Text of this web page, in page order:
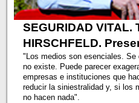
SEGURIDAD VITAL.
HIRSCHFELD.
"Los medios son esenciales.
no existe. Puede parecer
empresas e instituciones que
reducir la siniestralidad y, si los
no hacen nada".